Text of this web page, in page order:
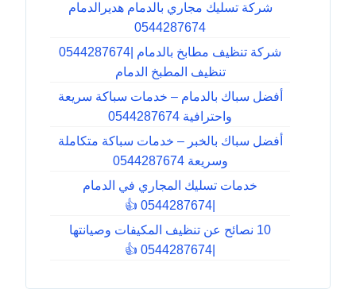
شركة تسليك مجاري بالدمام هديرالدمام
0544287674
شركة تنظيف مطابخ بالدمام |0544287674
تنظيف المطبخ الدمام
أفضل سباك بالدمام – خدمات سباكة سريعة
واحترافية 0544287674
أفضل سباك بالخبر – خدمات سباكة متكاملة
وسريعة 0544287674
خدمات تسليك المجاري في الدمام
10 نصائح عن تنظيف المكيفات وصيانتها